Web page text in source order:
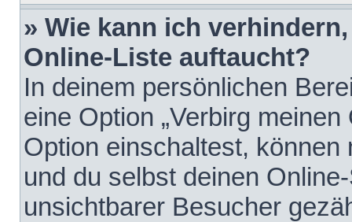
» Wie kann ich
Online-Liste auftaucht?
In deinem persönlichen
eine Option „Verbirg
Option einschaltest,
und du selbst deinen
unsichtbarer Besucher